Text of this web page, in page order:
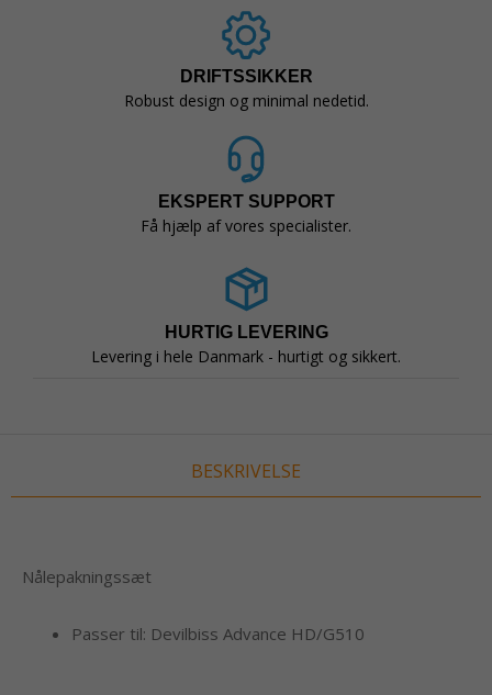
DRIFTSSIKKER
Robust design og minimal nedetid.
EKSPERT SUPPORT
Få hjælp af vores specialister.
HURTIG LEVERING
Levering i hele Danmark - hurtigt og sikkert.
BESKRIVELSE
Nålepakningssæt
Passer til: Devilbiss Advance HD/G510